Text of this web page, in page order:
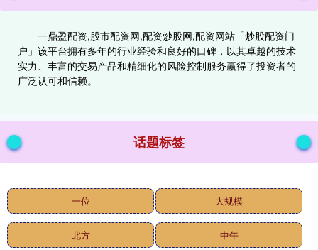
一鼎盈配资,股市配资网,配资炒股网,配资网站「炒股配资门
户」该平台拥有多年的行业经验和良好的口碑，以其卓越的技术
实力、丰富的交易产品和精细化的风险控制服务赢得了投资者的
广泛认可和信赖。
话题标签
一位 大规模
北方 中午